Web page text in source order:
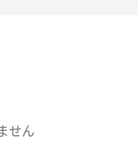
せん